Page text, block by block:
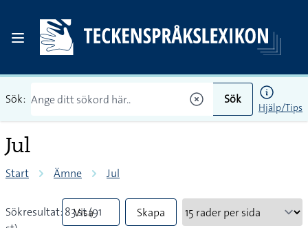
Sök: Sök
Hjälp/Tips
Jul
Start Ämne Jul
Sökresultat: 83 st (91
Visa
Skapa